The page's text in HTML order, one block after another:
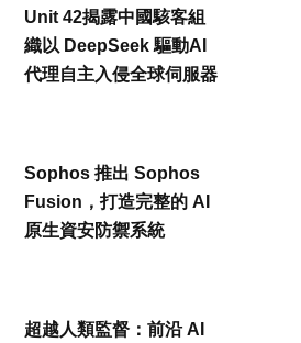
Unit 42揭露中國駭客組
織以 DeepSeek 驅動AI
代理自主入侵全球伺服器
Sophos 推出 Sophos
Fusion，打造完整的 AI
原生資安防禦系統
超越人類監督：前沿 AI